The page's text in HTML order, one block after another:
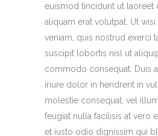
euismod tincidunt ut laoreet
aliquam erat volutpat. Ut
veniam, quis nostrud exerci
suscipit lobortis nisl ut
commodo consequat. Duis
iriure dolor in hendrerit in
molestie consequat, vel
feugiat nulla facilisis at vero
et iusto odio dignissim qui